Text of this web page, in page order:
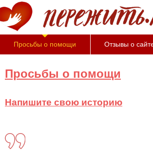
Просьбы о помощи Отзывы о
Просьбы о помощи
Напишите свою историю